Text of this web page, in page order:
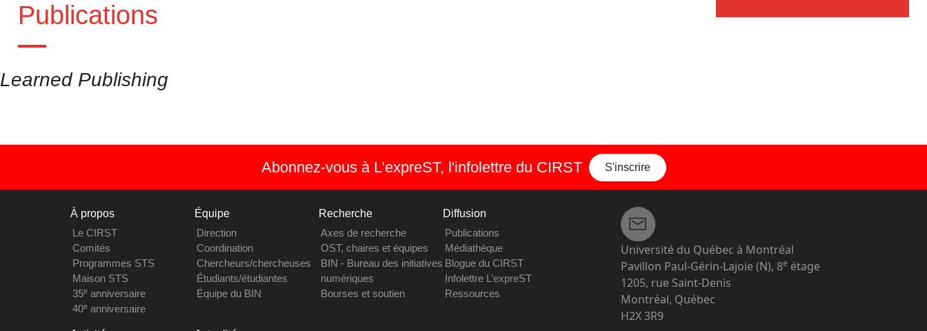
Publications
Learned Publishing
Abonnez-vous à L’expreST, l'infolettre du CIRST S'inscrire
À propos
Le CIRST
Comités
Programmes STS
Maison STS
35eanniversaire
40eanniversaire
Équipe
Direction
Coordination
Chercheurs/chercheuses
Étudiants/étudiantes
Équipe du BIN
Recherche
Axes de recherche
OST, chaires et équipes
BIN - Bureau des initiatives
numériques
Bourses et soutien
Diffusion
Publications
Médiathèque
Blogue du CIRST
Infolettre L’expreST
Ressources
Université du Québec à Montréal
Pavillon Paul-Gérin-Lajoie (N), 8e étage
1205, rue Saint-Denis
Montréal, Québec
H2X 3R9